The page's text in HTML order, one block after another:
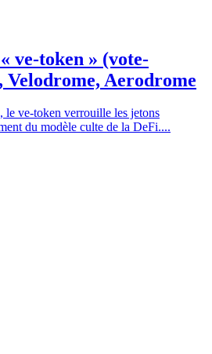
ve-token » (vote-
Velodrome, Aerodrome
le ve-token verrouille les jetons
du modèle culte de la DeFi....